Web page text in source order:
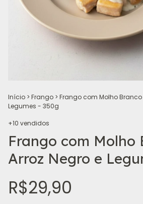
Início > Frango > Frango com Molho Branco
Legumes - 350g
+10 vendidos
Frango com Molho
Arroz Negro e
R$29,90